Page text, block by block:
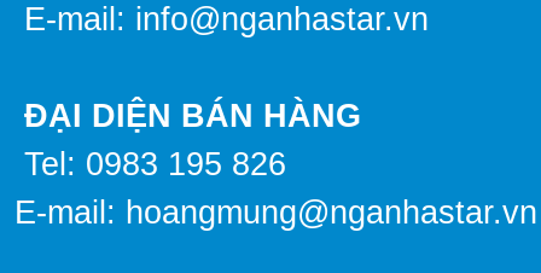
E-mail: info@nganhastar.vn
ĐẠI DIỆN BÁN HÀNG
Tel: 0983 195 826
E-mail: hoangmung@nganhastar.vn